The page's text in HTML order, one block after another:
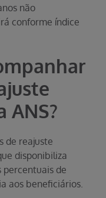
não
conforme índice
ANS?
de reajuste
disponibiliza
percentuais de
aos beneficiários.